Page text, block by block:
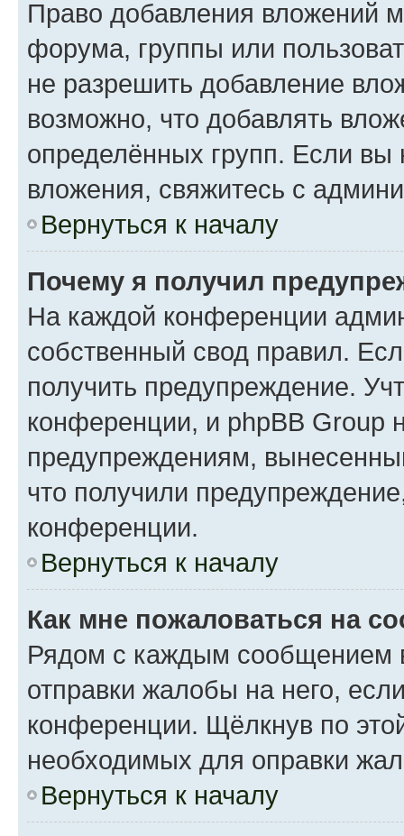
Право добавления вложений
форума, группы или
не разрешить добавление
возможно, что добавлять
определённых групп. Если вы
вложения, свяжитесь с
Вернуться к началу
Почему я получил
На каждой конференции
собственный свод правил.
получить предупреждение.
конференции, и phpBB Group
предупреждениям,
что получили
конференции.
Вернуться к началу
Как мне пожаловаться на
Рядом с каждым сообщением
отправки жалобы на него,
конференции. Щёлкнув по
необходимых для оправки
Вернуться к началу